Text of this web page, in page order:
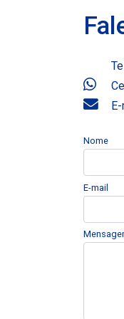
Nome
E-mail